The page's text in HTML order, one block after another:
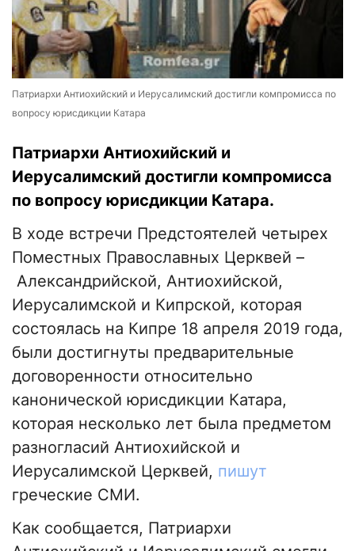
Патриархи Антиохийский и Иерусалимский достигли компромисса по
вопросу юрисдикции Катара
Патриархи Антиохийский и
Иерусалимский достигли компромисса
по вопросу юрисдикции Катара.
В ходе встречи Предстоятелей четырех
Поместных Православных Церквей –
Александрийской, Антиохийской,
Иерусалимской и Кипрской, которая
состоялась на Кипре 18 апреля 2019 года,
были достигнуты предварительные
договоренности относительно
канонической юрисдикции Катара,
которая несколько лет была предметом
разногласий Антиохийской и
Иерусалимской Церквей, пишут
греческие СМИ.
Как сообщается, Патриархи